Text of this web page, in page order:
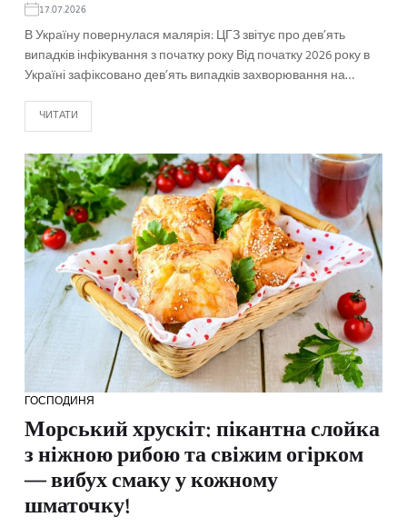
17.07.2026
В Україну повернулася малярія: ЦГЗ звітує про дев’ять
випадків інфікування з початку року Від початку 2026 року в
Україні зафіксовано дев’ять випадків захворювання на…
ЧИТАТИ
ГОСПОДИНЯ
Морський хрускіт: пікантна слойка
з ніжною рибою та свіжим огірком
— вибух смаку у кожному
шматочку!